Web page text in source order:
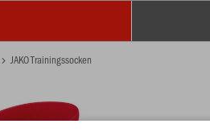
JAKO Trainingssocken